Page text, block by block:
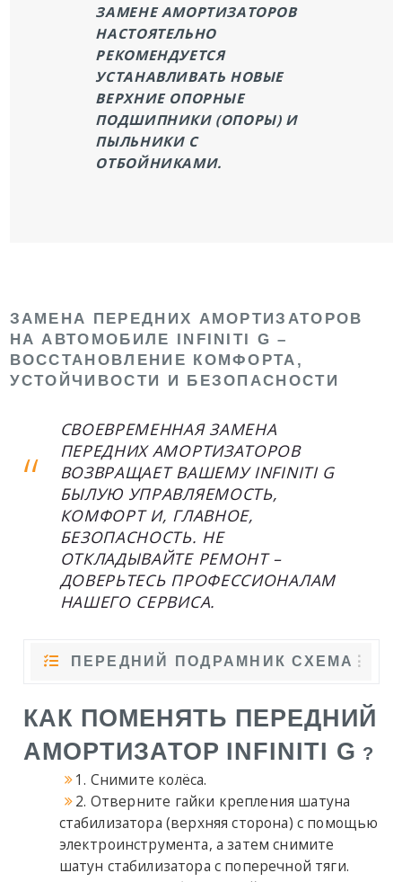
ЗАМЕНЕ АМОРТИЗАТОРОВ
НАСТОЯТЕЛЬНО
РЕКОМЕНДУЕТСЯ
УСТАНАВЛИВАТЬ НОВЫЕ
ВЕРХНИЕ ОПОРНЫЕ
ПОДШИПНИКИ (ОПОРЫ) И
ПЫЛЬНИКИ С
ОТБОЙНИКАМИ.
ЗАМЕНА ПЕРЕДНИХ АМОРТИЗАТОРОВ
НА АВТОМОБИЛЕ INFINITI G –
ВОССТАНОВЛЕНИЕ КОМФОРТА,
УСТОЙЧИВОСТИ И БЕЗОПАСНОСТИ
СВОЕВРЕМЕННАЯ ЗАМЕНА
ПЕРЕДНИХ АМОРТИЗАТОРОВ
ВОЗВРАЩАЕТ ВАШЕМУ INFINITI G
БЫЛУЮ УПРАВЛЯЕМОСТЬ,
КОМФОРТ И, ГЛАВНОЕ,
БЕЗОПАСНОСТЬ. НЕ
ОТКЛАДЫВАЙТЕ РЕМОНТ –
ДОВЕРЬТЕСЬ ПРОФЕССИОНАЛАМ
НАШЕГО СЕРВИСА.
ПЕРЕДНИЙ ПОДРАМНИК СХЕМА
КАК ПОМЕНЯТЬ ПЕРЕДНИЙ
АМОРТИЗАТОР INFINITI G ?
1. Снимите колёса.
2. Отверните гайки крепления шатуна
стабилизатора (верхняя сторона) с помощью
электроинструмента, а затем снимите
шатун стабилизатора с поперечной тяги.